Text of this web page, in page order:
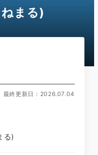
まる)
最終更新日：2026.07.04
る)